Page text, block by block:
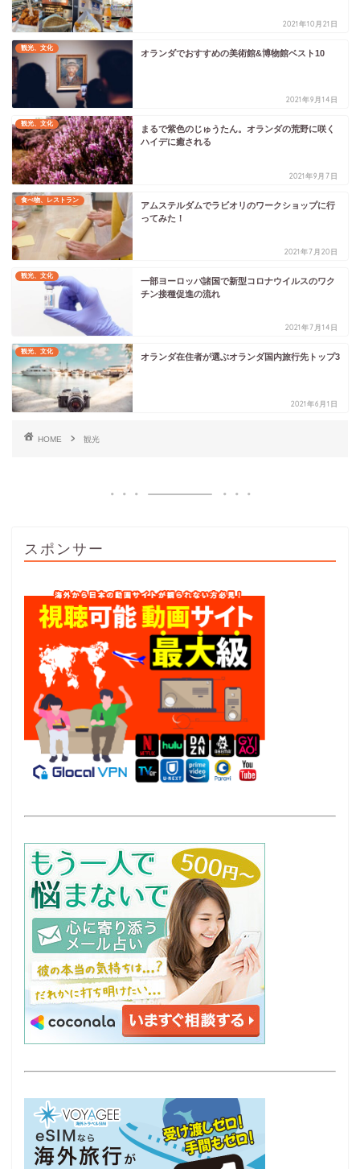
2021年10月21日
観光、文化
オランダでおすすめの美術館&博物館ベスト10
2021年9月14日
観光、文化
まるで紫色のじゅうたん。オランダの荒野に咲く
ハイデに癒される
2021年9月7日
食べ物、レストラン
アムステルダムでラビオリのワークショップに行
ってみた！
2021年7月20日
観光、文化
一部ヨーロッパ諸国で新型コロナウイルスのワク
チン接種促進の流れ
2021年7月14日
観光、文化
オランダ在住者が選ぶオランダ国内旅行先トップ3
2021年6月1日
HOME 観光
スポンサー